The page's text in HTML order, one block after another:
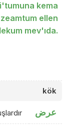
kema
ellen
mev'ıda.
kök
عرض